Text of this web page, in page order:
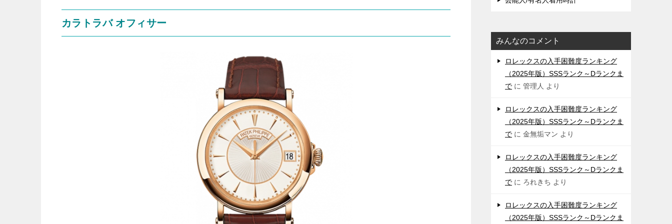
カラトラバ オフィサー
みんなのコメント
ロレックスの入手困難度ランキング
（2025年版）SSSランク～Dランクま
で に 管理人 より
ロレックスの入手困難度ランキング
（2025年版）SSSランク～Dランクま
で に 金無垢マン より
ロレックスの入手困難度ランキング
（2025年版）SSSランク～Dランクま
で に ろれきち より
ロレックスの入手困難度ランキング
（2025年版）SSSランク～Dランクま